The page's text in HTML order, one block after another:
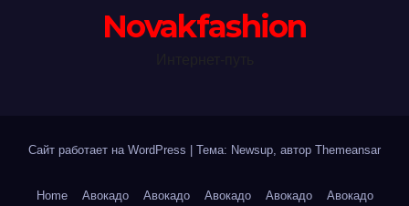
Novakfashion
Сайт работает на WordPress Тема: Newsup, автор Themeansar
Home Авокадо Авокадо Авокадо Авокадо Авокадо